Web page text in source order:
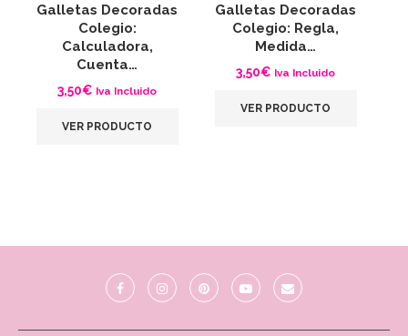
Galletas Decoradas
Colegio:
Calculadora,
Cuenta…
3,50€ Iva Incluido
VER PRODUCTO
Galletas Decoradas
Colegio: Regla,
Medida…
3,50€ Iva Incluido
VER PRODUCTO